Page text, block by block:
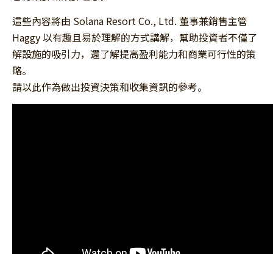
這些內容將由 Solana Resort Co., Ltd. 董事兼銷售主管
Haggy 以有趣且易於理解的方式講解，幫助投資者不僅了
解設施的吸引力，還了解提高盈利能力和商業可行性的策
略。
請以此作為做出投資決策和收集資訊的參考。